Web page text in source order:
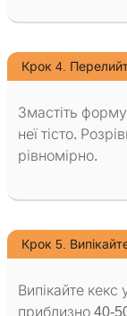
Крок 4.
Змастіть
неї тісто.
рівномірно.
Крок 5.
Випікайте кекс
приблизно 40-